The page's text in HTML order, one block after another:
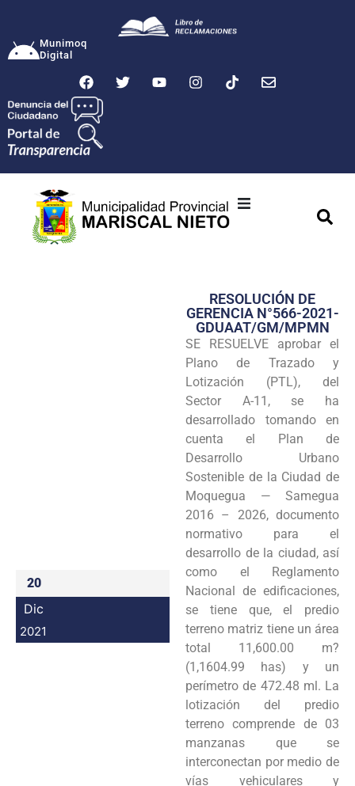
Munimoq
Digital
Transparencia
Seguridad
Programas
Intranet
20
Dic
2021
RESOLUCIÓN DE
GERENCIA N°566-2021-
GDUAAT/GM/MPMN
SE RESUELVE aprobar el
Plano de Trazado y
Lotización (PTL), del
Sector A-11, se ha
desarrollado tomando en
cuenta el Plan de
Desarrollo Urbano
Sostenible de la Ciudad de
Moquegua — Samegua
2016 – 2026, documento
normativo para el
desarrollo de la ciudad, así
como el Reglamento
Nacional de edificaciones,
se tiene que, el predio
terreno matriz tiene un área
total 11,600.00 m?
(1,1604.99 has) y un
perímetro de 472.48 ml. La
lotización del predio
terreno comprende de 03
manzanas que se
interconectan por medio de
vías vehiculares y